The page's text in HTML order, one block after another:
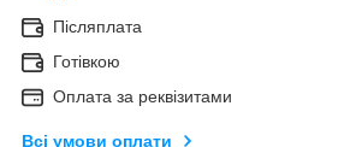
Післяплата
Готівкою
Оплата за реквізитами
Всі умови оплати